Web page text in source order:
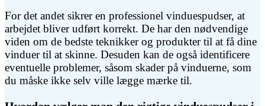
For det andet sikrer en professionel vinduespudser, at
arbejdet bliver udført korrekt. De har den nødvendige
viden om de bedste teknikker og produkter til at få dine
vinduer til at skinne. Desuden kan de også identificere
eventuelle problemer, såsom skader på vinduerne, som
du måske ikke selv ville lægge mærke til.